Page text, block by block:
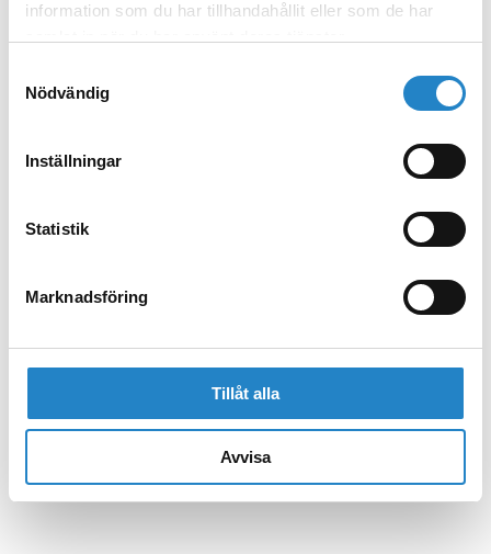
information som du har tillhandahållit eller som de har
Nödvändig
Inställningar
Statistik
Marknadsföring
Tillåt alla
Avvisa